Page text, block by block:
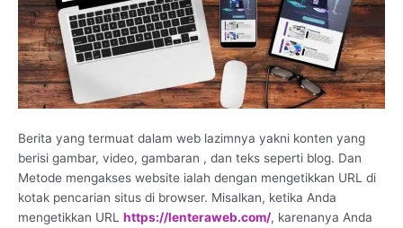
Berita yang termuat dalam web lazimnya yakni konten yang
berisi gambar, video, gambaran , dan teks seperti blog. Dan
Metode mengakses website ialah dengan mengetikkan URL di
kotak pencarian situs di browser. Misalkan, ketika Anda
mengetikkan URL https://lenteraweb.com/, karenanya Anda